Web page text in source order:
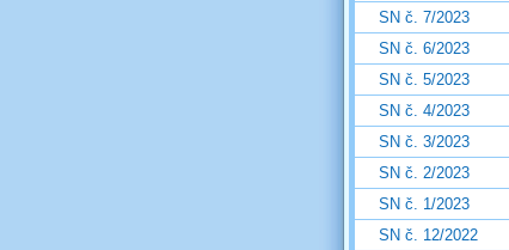
SN č. 7/2023
SN č. 6/2023
SN č. 5/2023
SN č. 4/2023
SN č. 3/2023
SN č. 2/2023
SN č. 1/2023
SN č. 12/2022